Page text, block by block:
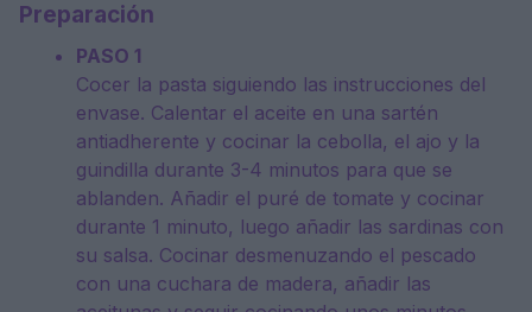
Preparación
PASO 1
Cocer la pasta siguiendo las instrucciones del
envase. Calentar el aceite en una sartén
antiadherente y cocinar la cebolla, el ajo y la
guindilla durante 3-4 minutos para que se
ablanden. Añadir el puré de tomate y cocinar
durante 1 minuto, luego añadir las sardinas con
su salsa. Cocinar desmenuzando el pescado
con una cuchara de madera, añadir las